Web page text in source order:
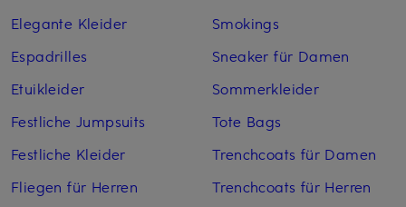
Elegante Kleider
Espadrilles
Etuikleider
Festliche Jumpsuits
Festliche Kleider
Fliegen für Herren
Smokings
Sneaker für Damen
Sommerkleider
Tote Bags
Trenchcoats für Damen
Trenchcoats für Herren